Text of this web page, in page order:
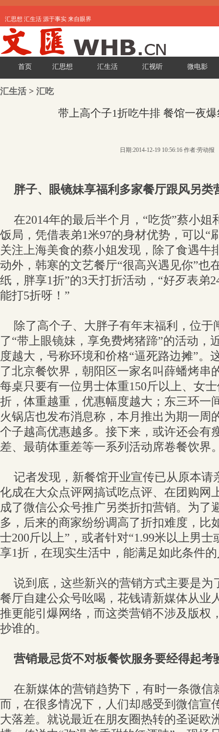
汇思想 汇生活 源于事实 来自眼界
首页 汇思想 汇生活 汇视听 微电影
汇生活> 汇吃
带上高个子1折吃牛排 餐馆一夜
日期:2014-12-19 10:56:16 作者:劳动报
胖子、眼镜妹享福利多家餐厅跟风另类
在2014年的最后半个月，“吃货”蔡小姐
饭局，凭借表弟1米97的身材优势，可以“
关注上海美食的蔡小姐发现，除了食遇牛
动外，韩寒的文艺餐厅“很高兴遇见你”也
纸，胖享1折”的3天打折活动，“好歹表弟
能打5折呀！”
除了高个子、大胖子有年末福利，位于
了“带上眼镜妹，享免费烤猪蹄”的活动，
度越大，号称环境和价格“逼死路边摊”。
了北京餐饮界，朝阳区一家名叫薛蟠烤串
每桌只要有一位男士体重150斤以上、女
折，体重越重，优惠幅度越大；东三环一
火锅店也发布消息称，本月推出为期一周
个子越高优惠越多。接下来，或许还会有
差、最萌体重差等一系列活动席卷餐饮界
记者发现，新餐馆开业宣传已从原本请
化成在大众点评网搞试吃点评、在团购网
成了微信公众号推广另类折扣营销。为了
多，后来的商家纷纷调高了折扣难度，比
士200斤以上”，或者针对“1.99米以上男士
享1折，在现实生活中，能满足如此条件
说到底，这些新兴的营销方式主要是为
餐厅自建公众号吆喝，花钱请新媒体从业
推更能引爆网络，而这类营销不涉及版权
抄谁的。
营销最忌货不对板餐饮服务要经得起考
在新媒体的营销趋势下，有时一条微信
而，在很多情况下，人们却感受到微信宣
大落差。就说最近在朋友圈热转的圣诞欧